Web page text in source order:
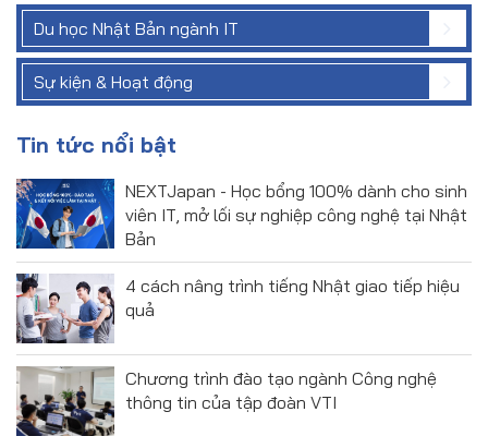
Du học Nhật Bản ngành IT
Sự kiện & Hoạt động
Tin tức nổi bật
NEXTJapan - Học bổng 100% dành cho sinh
viên IT, mở lối sự nghiệp công nghệ tại Nhật
Bản
4 cách nâng trình tiếng Nhật giao tiếp hiệu
quả
Chương trình đào tạo ngành Công nghệ
thông tin của tập đoàn VTI